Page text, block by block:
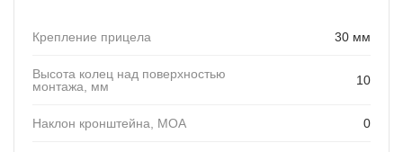
Крепление прицела 30 мм
Высота колец над поверхностью
монтажа, мм
10
Наклон кронштейна, MOA 0